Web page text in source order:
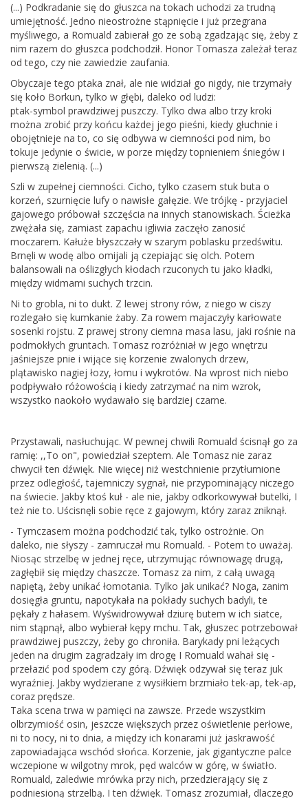
(...) Podkradanie się do głuszca na tokach uchodzi za trudną
umiejętność. Jedno nieostrożne stąpnięcie i już przegrana
myśliwego, a Romuald zabierał go ze sobą zgadzając się, żeby z
nim razem do głuszca podchodził. Honor Tomasza zależał teraz
od tego, czy nie zawiedzie zaufania.
Obyczaje tego ptaka znał, ale nie widział go nigdy, nie trzymały
się koło Borkun, tylko w głębi, daleko od ludzi:
ptak-symbol prawdziwej puszczy. Tylko dwa albo trzy kroki
można zrobić przy końcu każdej jego pieśni, kiedy głuchnie i
obojętnieje na to, co się odbywa w ciemności pod nim, bo
tokuje jedynie o świcie, w porze między topnieniem śniegów i
pierwszą zielenią. (...)
Szli w zupełnej ciemności. Cicho, tylko czasem stuk buta o
korzeń, szurnięcie lufy o nawisłe gałęzie. We trójkę - przyjaciel
gajowego próbował szczęścia na innych stanowiskach. Ścieżka
zwężała się, zamiast zapachu igliwia zaczęło zanosić
moczarem. Kałuże błyszczały w szarym poblasku przedświtu.
Brnęli w wodę albo omijali ją czepiając się olch. Potem
balansowali na oślizgłych kłodach rzuconych tu jako kładki,
między widmami suchych trzcin.
Ni to grobla, ni to dukt. Z lewej strony rów, z niego w ciszy
rozlegało się kumkanie żaby. Za rowem majaczyły karłowate
sosenki rojstu. Z prawej strony ciemna masa lasu, jaki rośnie na
podmokłych gruntach. Tomasz rozróżniał w jego wnętrzu
jaśniejsze pnie i wijące się korzenie zwalonych drzew,
plątawisko nagiej łozy, łomu i wykrotów. Na wprost nich niebo
podpływało różowością i kiedy zatrzymać na nim wzrok,
wszystko naokoło wydawało się bardziej czarne.
Przystawali, nasłuchując. W pewnej chwili Romuald ścisnął go za
ramię: ,,To on", powiedział szeptem. Ale Tomasz nie zaraz
chwycił ten dźwięk. Nie więcej niż westchnienie przytłumione
przez odległość, tajemniczy sygnał, nie przypominający niczego
na świecie. Jakby ktoś kuł - ale nie, jakby odkorkowywał butelki, I
też nie to. Uścisnęli sobie ręce z gajowym, który zaraz zniknął.
- Tymczasem można podchodzić tak, tylko ostrożnie. On
daleko, nie słyszy - zamruczał mu Romuald. - Potem to uważaj.
Niosąc strzelbę w jednej ręce, utrzymując równowagę drugą,
zagłębił się między chaszcze. Tomasz za nim, z całą uwagą
napiętą, żeby unikać łomotania. Tylko jak unikać? Noga, zanim
dosięgła gruntu, napotykała na pokłady suchych badyli, te
pękały z hałasem. Wyświdrowywał dziurę butem w ich siatce,
nim stąpnął, albo wybierał kępy mchu. Tak, głuszec potrzebował
prawdziwej puszczy, żeby go chroniła. Barykady pni leżących
jeden na drugim zagradzały im drogę I Romuald wahał się -
przełazić pod spodem czy górą. Dźwięk odzywał się teraz juk
wyraźniej. Jakby wydzierane z wysiłkiem brzmiało tek-ap, tek-ap,
coraz prędsze.
Taka scena trwa w pamięci na zawsze. Przede wszystkim
olbrzymiość osin, jeszcze większych przez oświetlenie perłowe,
ni to nocy, ni to dnia, a między ich konarami już jaskrawość
zapowiadająca wschód słońca. Korzenie, jak gigantyczne palce
wczepione w wilgotny mrok, pęd walców w górę, w światło.
Romuald, zaledwie mrówka przy nich, przedzierający się z
podniesioną strzelbą. I ten dźwięk. Tomasz zrozumiał, dlaczego